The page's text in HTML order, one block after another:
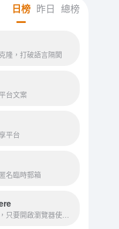
日榜 昨日 總榜
隆，打破語言隔閡
台文案
平台
名臨時郵箱